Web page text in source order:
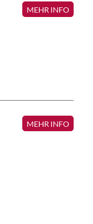
MUSIK |
MEHR INFO
MEHR INFO